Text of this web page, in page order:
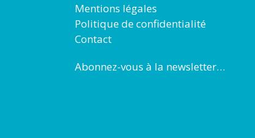
Mentions légales
Politique de confidentialité
Contact
Abonnez-vous à la newsletter…